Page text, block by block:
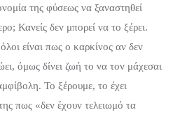
της φύσεως να ξαναστηθεί
Κανείς δεν μπορεί να το ξέρει.
είναι πως ο καρκίνος αν δεν
όμως δίνει ζωή το να τον μάχεσαι
Το ξέρουμε, το έχει
πως «δεν έχουν τελειωμό τα